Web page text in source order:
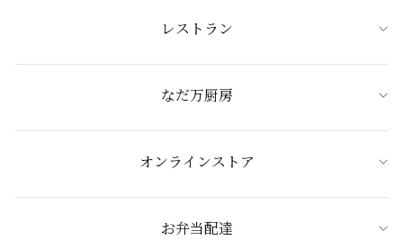
レストラン
なだ万厨房
オンラインストア
お弁当配達